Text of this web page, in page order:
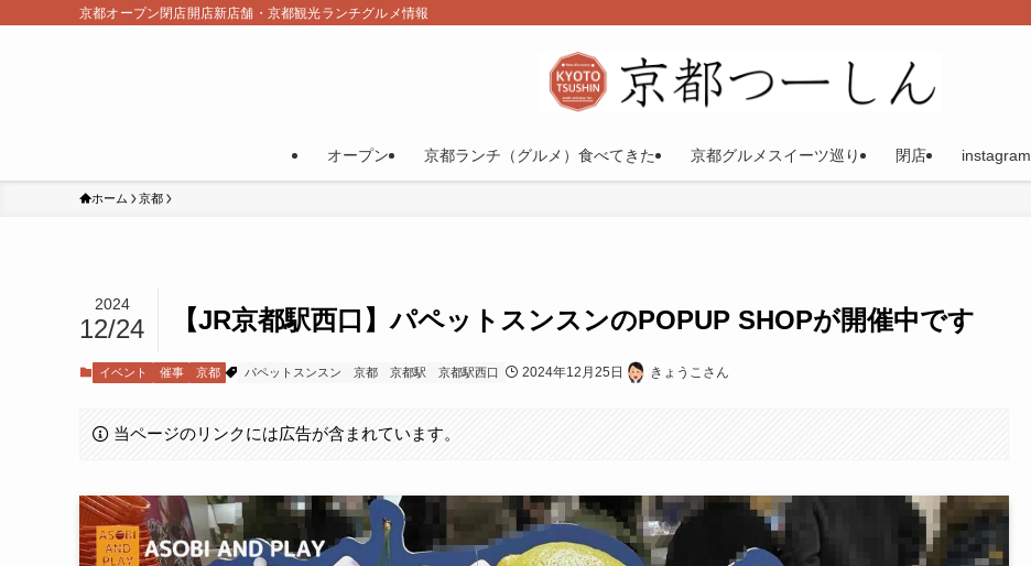
京都オープン閉店開店新店舗・京都観光ランチグルメ情報
オープン 京都ランチ（グルメ）食べてきた 京都グルメスイーツ巡り 閉店 instagram
ホーム 京都
【JR京都駅西口】パペットスンスンのPOPUP SHOPが開催中です
2024
12/24
イベント 催事 京都 パペットスンスン 京都 京都駅 京都駅西口 2024年12月25日 きょうこさん
当ページのリンクには広告が含まれています。